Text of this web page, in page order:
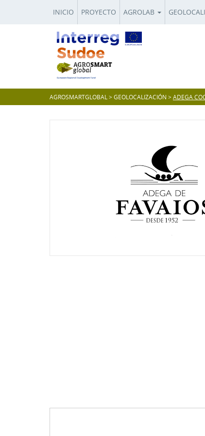
INICIO PROYECTO AGROLAB
AGROSMARTGLOBAL >GEOLOCALIZACIÓN >ADEGA